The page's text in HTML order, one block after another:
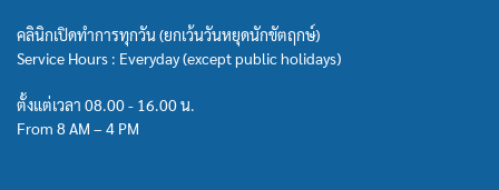
คลินิกเปิดทำการทุกวัน (ยกเว้นวันหยุดนักขัตฤกษ์)
Service Hours : Everyday (except public holidays)
ตั้งแต่เวลา 08.00 - 16.00 น.
From 8 AM – 4 PM